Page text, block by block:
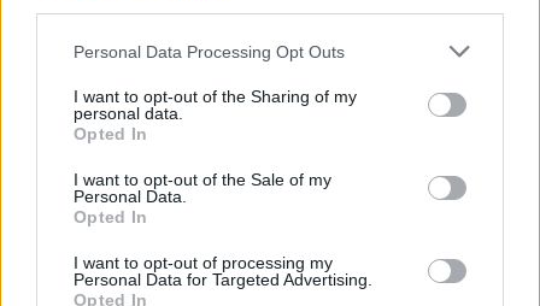
Personal Data Processing Opt Outs
I want to opt-out of the Sharing of my
personal data.
Opted In
I want to opt-out of the Sale of my
Personal Data.
Opted In
I want to opt-out of processing my
Personal Data for Targeted Advertising.
Opted In